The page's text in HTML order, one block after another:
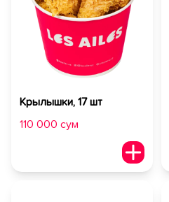
Крылышки, 17 шт
110 000 сум